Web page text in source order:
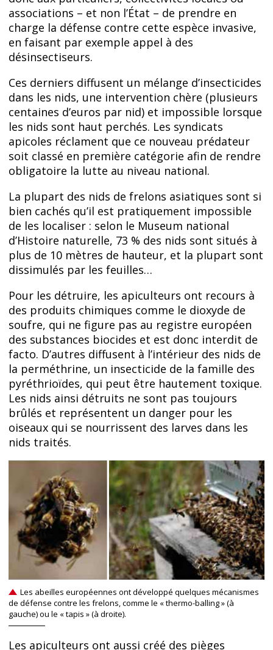
associations – et non l’État – de prendre en
charge la défense contre cette espèce invasive,
en faisant par exemple appel à des
désinsectiseurs.
Ces derniers diffusent un mélange d’insecticides
dans les nids, une intervention chère (plusieurs
centaines d’euros par nid) et impossible lorsque
les nids sont haut perchés. Les syndicats
apicoles réclament que ce nouveau prédateur
soit classé en première catégorie afin de rendre
obligatoire la lutte au niveau national.
La plupart des nids de frelons asiatiques sont si
bien cachés qu’il est pratiquement impossible
de les localiser : selon le Museum national
d’Histoire naturelle, 73 % des nids sont situés à
plus de 10 mètres de hauteur, et la plupart sont
dissimulés par les feuilles…
Pour les détruire, les apiculteurs ont recours à
des produits chimiques comme le dioxyde de
soufre, qui ne figure pas au registre européen
des substances biocides et est donc interdit de
facto. D’autres diffusent à l’intérieur des nids de
la perméthrine, un insecticide de la famille des
pyréthrioïdes, qui peut être hautement toxique.
Les nids ainsi détruits ne sont pas toujours
brûlés et représentent un danger pour les
oiseaux qui se nourrissent des larves dans les
nids traités.
Les abeilles européennes ont développé quelques mécanismes
de défense contre les frelons, comme le « thermo-balling » (à
gauche) ou le « tapis » (à droite).
Les apiculteurs ont aussi créé des pièges